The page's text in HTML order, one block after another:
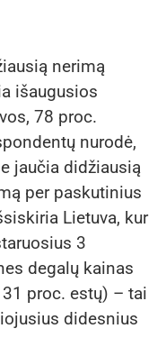
nerimą
išaugusios
78 proc.
nurodė,
jaučia didžiausią
per paskutinius
Lietuva, kur
3
degalų kainas
proc. estų) – tai
didesnius